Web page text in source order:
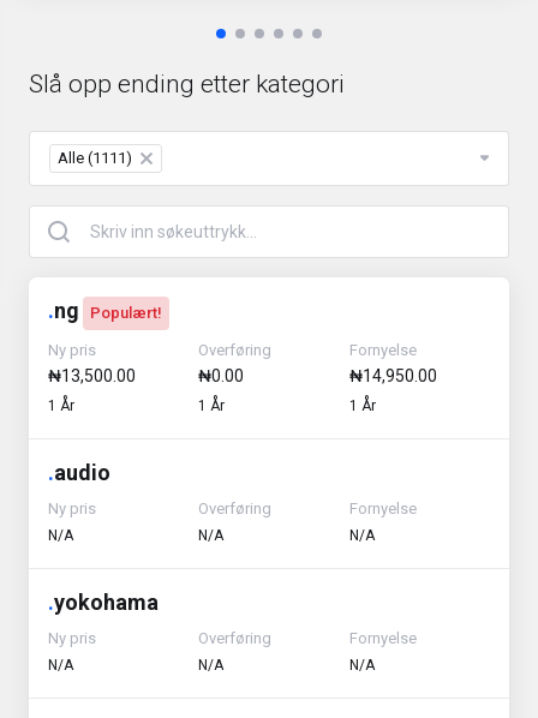
Slå opp ending etter kategori
Alle (1111) ×
.ng Populært!
Ny pris
₦13,500.00
1 År
Overføring
₦0.00
1 År
Fornyelse
₦14,950.00
1 År
.audio
Ny pris
N/A
Overføring
N/A
Fornyelse
N/A
.yokohama
Ny pris
N/A
Overføring
N/A
Fornyelse
N/A